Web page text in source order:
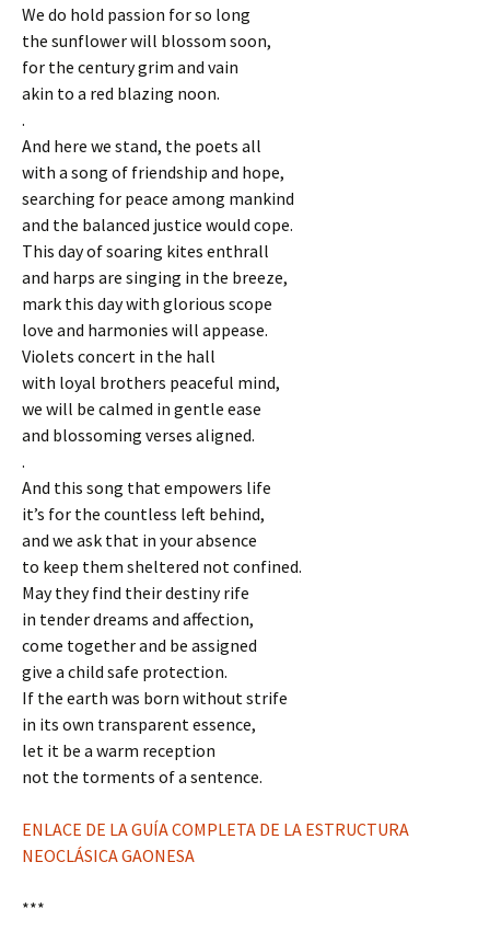
We do hold passion for so long
the sunflower will blossom soon,
for the century grim and vain
akin to a red blazing noon.
.
And here we stand, the poets all
with a song of friendship and hope,
searching for peace among mankind
and the balanced justice would cope.
This day of soaring kites enthrall
and harps are singing in the breeze,
mark this day with glorious scope
love and harmonies will appease.
Violets concert in the hall
with loyal brothers peaceful mind,
we will be calmed in gentle ease
and blossoming verses aligned.
.
And this song that empowers life
it’s for the countless left behind,
and we ask that in your absence
to keep them sheltered not confined.
May they find their destiny rife
in tender dreams and affection,
come together and be assigned
give a child safe protection.
If the earth was born without strife
in its own transparent essence,
let it be a warm reception
not the torments of a sentence.
ENLACE DE LA GUÍA COMPLETA DE LA ESTRUCTURA
NEOCLÁSICA GAONESA
***